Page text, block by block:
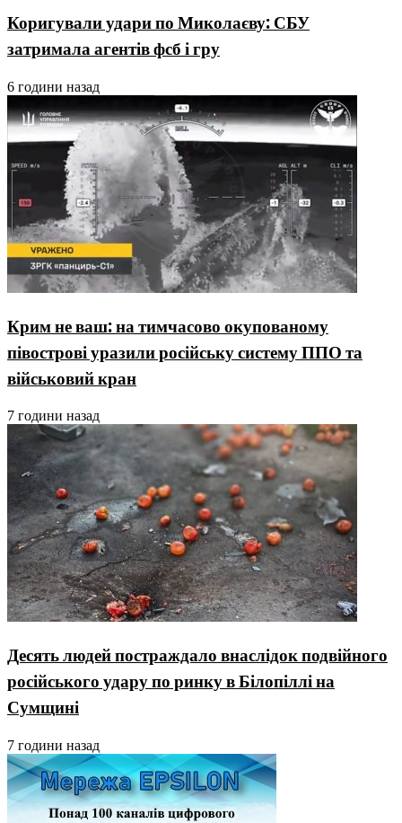
Коригували удари по Миколаєву: СБУ
затримала агентів фсб і гру
6 години назад
Крим не ваш: на тимчасово окупованому
півострові уразили російську систему ППО та
військовий кран
7 години назад
Десять людей постраждало внаслідок подвійного
російського удару по ринку в Білопіллі на
Сумщині
7 години назад